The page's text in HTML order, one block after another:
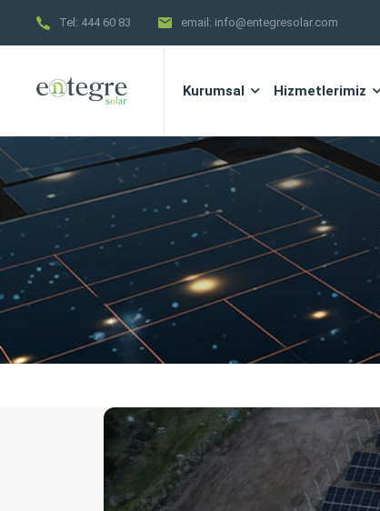
Tel: 444 60 83 email: info@entegresolar.com
Kurumsal Hizmetlerimiz